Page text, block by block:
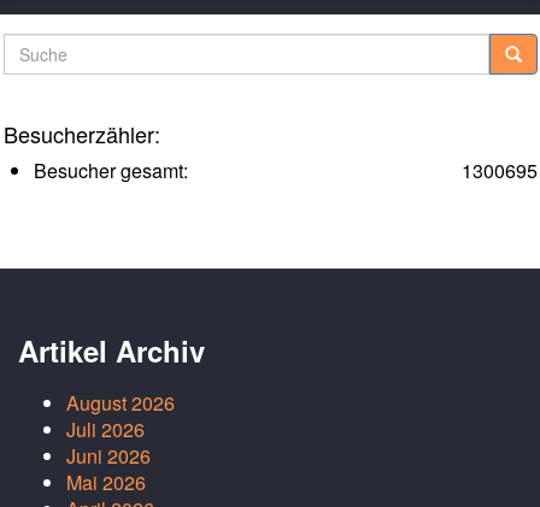
Suche
Besucherzähler:
1300695
Besucher gesamt:
Artikel Archiv
August 2026
Juli 2026
Juni 2026
Mai 2026